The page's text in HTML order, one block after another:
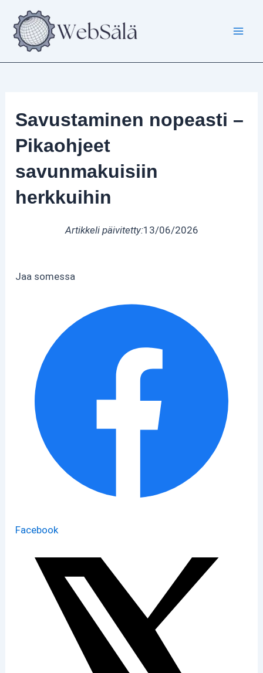
sisältöön
Savustaminen nopeasti –
Pikaohjeet
savunmakuisiin
herkkuihin
Artikkeli päivitetty:13/06/2026
Jaa somessa
Facebook